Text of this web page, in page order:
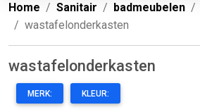
Home
Sanitair badmeubelen
wastafelonderkasten
wastafelonderkasten
MERK: KLEUR: